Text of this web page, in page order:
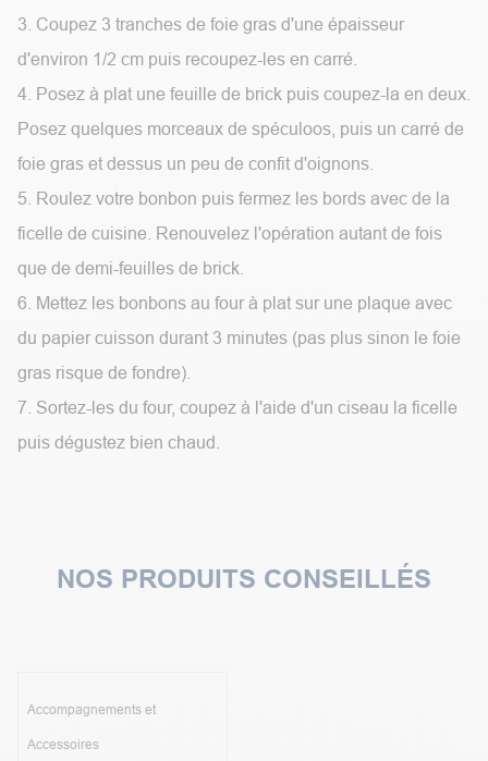
3. Coupez 3 tranches de foie gras d'une épaisseur
d'environ 1/2 cm puis recoupez-les en carré.
4. Posez à plat une feuille de brick puis coupez-la en deux.
Posez quelques morceaux de spéculoos, puis un carré de
foie gras et dessus un peu de confit d'oignons.
5. Roulez votre bonbon puis fermez les bords avec de la
ficelle de cuisine. Renouvelez l'opération autant de fois
que de demi-feuilles de brick.
6. Mettez les bonbons au four à plat sur une plaque avec
du papier cuisson durant 3 minutes (pas plus sinon le foie
gras risque de fondre).
7. Sortez-les du four, coupez à l'aide d'un ciseau la ficelle
puis dégustez bien chaud.
NOS PRODUITS CONSEILLÉS
Accompagnements et
Accessoires